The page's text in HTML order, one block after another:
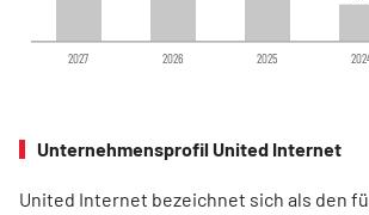
2027 2026 2025
Unternehmensprofil United Internet
United Internet bezeichnet sich als den